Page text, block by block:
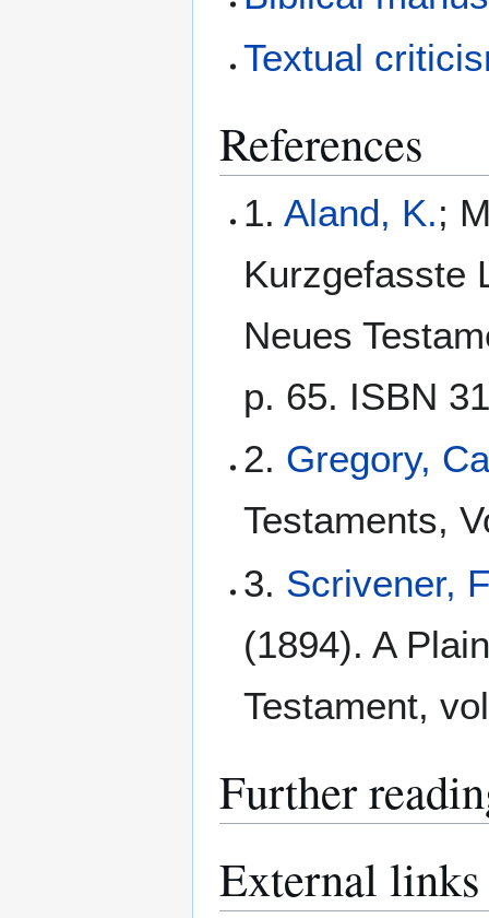
Textual
References
1. Aland, K.;
Kurzgefasste
Neues
p. 65. ISBN
2. Gregory,
Testaments,
3. Scrivener,
(1894). A
Testament,
Further
External links